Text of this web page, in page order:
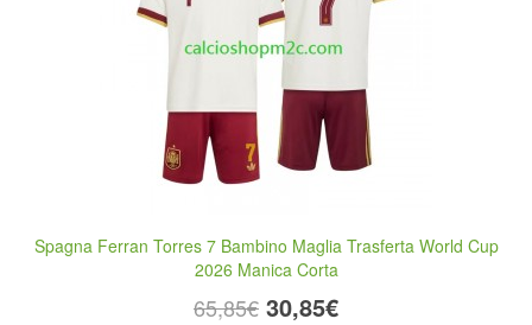
Spagna Ferran Torres 7 Bambino Maglia Trasferta World Cup
2026 Manica Corta
65,85€ 30,85€